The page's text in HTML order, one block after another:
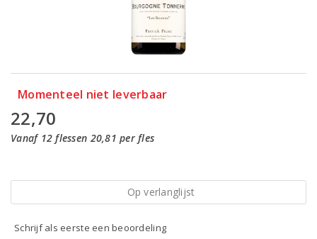
Momenteel niet leverbaar
22,70
Vanaf 12 flessen 20,81 per fles
Op verlanglijst
Schrijf als eerste een beoordeling